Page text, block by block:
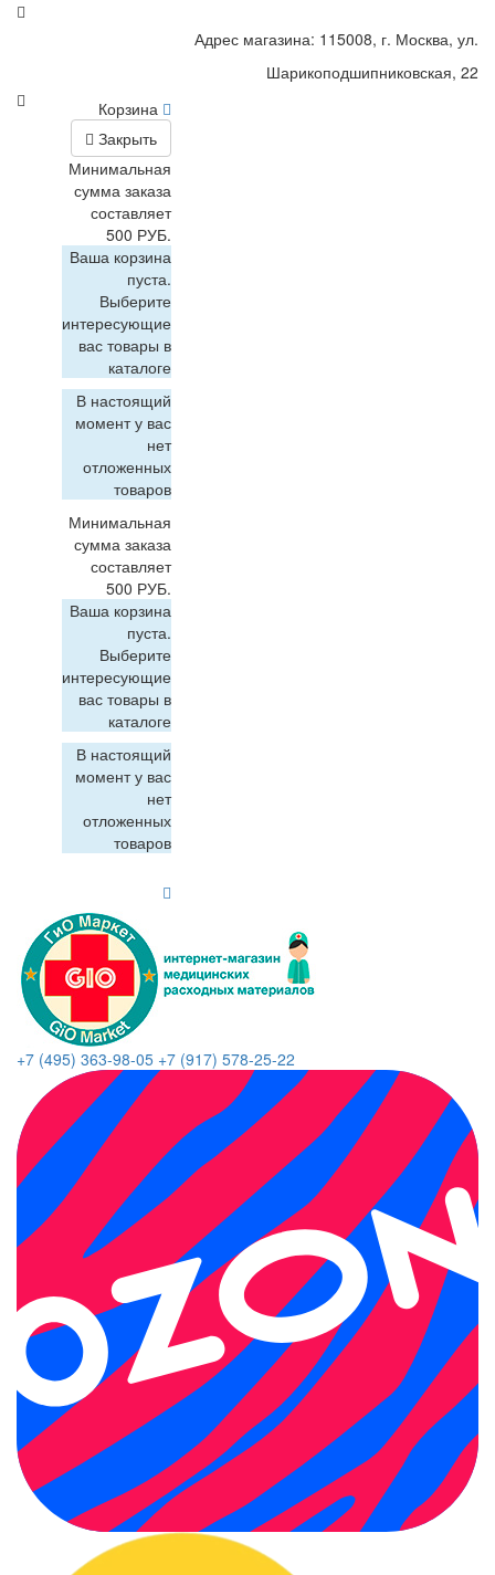
Адрес магазина: 115008, г. Москва, ул.
Шарикоподшипниковская, 22
Корзина
Закрыть
Минимальная
сумма заказа
составляет
500 РУБ.
Ваша корзина
пуста.
Выберите
интересующие
вас товары в
каталоге
В настоящий
момент у вас
нет
отложенных
товаров
Минимальная
сумма заказа
составляет
500 РУБ.
Ваша корзина
пуста.
Выберите
интересующие
вас товары в
каталоге
В настоящий
момент у вас
нет
отложенных
товаров
+7 (495) 363-98-05 +7 (917) 578-25-22